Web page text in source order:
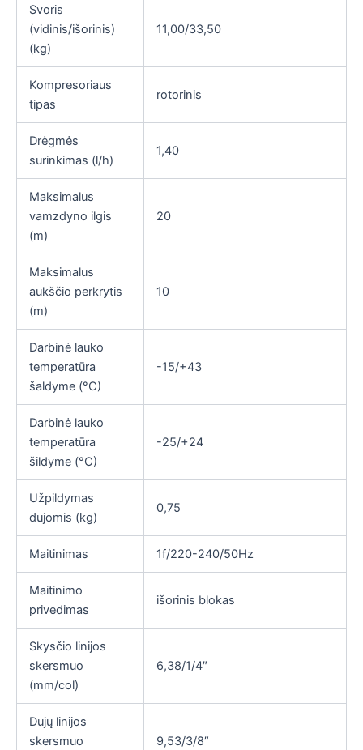
Svoris
(vidinis/išorinis)
(kg)
11,00/33,50
Kompresoriaus
tipas
rotorinis
Drėgmės
surinkimas (l/h)
1,40
Maksimalus
vamzdyno ilgis
(m)
20
Maksimalus
aukščio perkrytis
(m)
10
Darbinė lauko
temperatūra
šaldyme (°C)
-15/+43
Darbinė lauko
temperatūra
šildyme (°C)
-25/+24
Užpildymas
dujomis (kg)
0,75
Maitinimas 1f/220-240/50Hz
Maitinimo
privedimas
išorinis blokas
Skysčio linijos
skersmuo
(mm/col)
6,38/1/4″
Dujų linijos
skersmuo
9,53/3/8″